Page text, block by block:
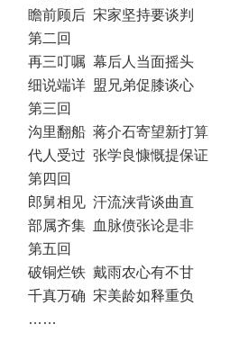
瞻前顾后 宋家坚持要谈判
第二回
再三叮嘱 幕后人当面摇头
细说端详 盟兄弟促膝谈心
第三回
沟里翻船 蒋介石寄望新打算
代人受过 张学良慷慨提保证
第四回
郎舅相见 汗流浃背谈曲直
部属齐集 血脉偾张论是非
第五回
破铜烂铁 戴雨农心有不甘
千真万确 宋美龄如释重负
……